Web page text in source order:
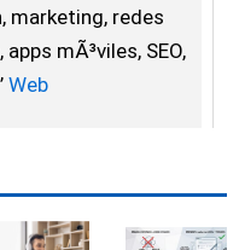
marketing, redes
mÃ³viles, SEO,
Web